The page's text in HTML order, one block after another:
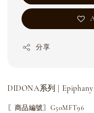
分享
DIDONA系列 |
〖商品編號〗G50MFT96